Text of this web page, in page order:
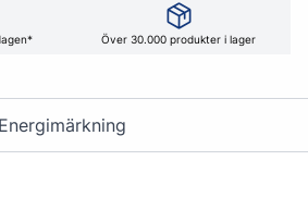
Över 30.000 produkter i lager
Energimärkning